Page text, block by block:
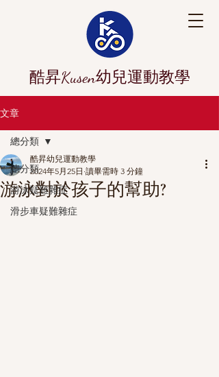
酷昇Kusen幼兒運動教學
文章
總分類
游泳疑難雜症
滑步車疑難雜症
總分類
游泳對於孩子的幫助?
酷昇幼兒運動教學
2024年5月25日 讀畢需時 3 分鐘